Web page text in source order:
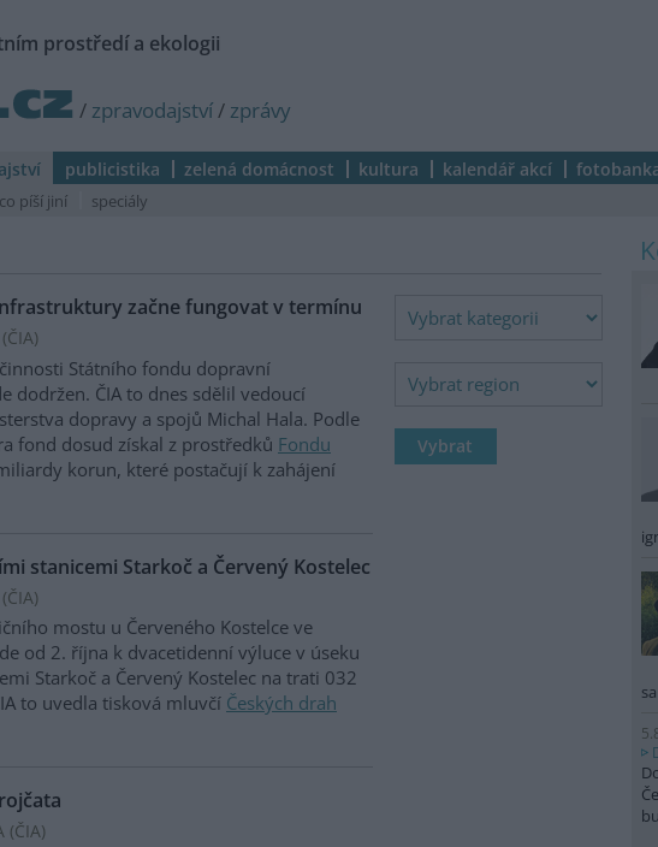
prostředí a ekologii
/ zpravodajství/ zprávy
publicistika zelená domácnost kultura kalendář akcí
co píší jiní speciály
začne fungovat v termínu
ČIA)
Státního fondu dopravní
dodržen. ČIA to dnes sdělil vedoucí
dopravy a spojů Michal Hala. Podle
fond dosud získal z prostředků Fondu
korun, které postačují k zahájení
stanicemi Starkoč a Červený Kostelec
ČIA)
mostu u Červeného Kostelce ve
od 2. října k dvacetidenní výluce v úseku
Starkoč a Červený Kostelec na trati 032
to uvedla tisková mluvčí Českých drah
(ČIA)